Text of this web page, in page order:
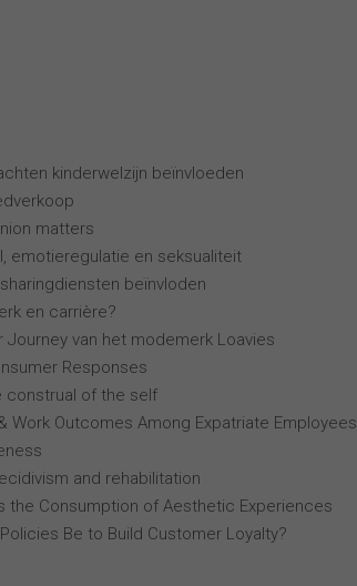
kinderwelzijn beïnvloeden
matters
emotieregulatie en seksualiteit
beïnvloden
en carrière?
van het modemerk Loavies
Responses
construal of the self
Work Outcomes Among Expatriate Employees
and rehabilitation
the Consumption of Aesthetic Experiences
Be to Build Customer Loyalty?